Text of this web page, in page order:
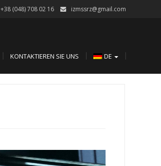
+38 (048) 708 02 16 izmssrz@gmail.com
KONTAKTIEREN SIE UNS DE